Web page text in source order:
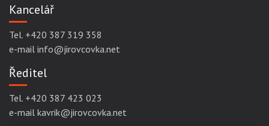
Kancelář
Tel. +420 387 319 358
e-mail info@jirovcovka.net
Ředitel
Tel. +420 387 423 023
e-mail kavrik@jirovcovka.net